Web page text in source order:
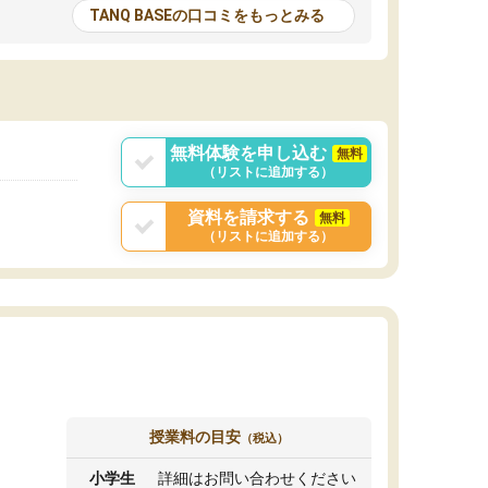
る機会が増えたり
試験対策の面接練
と伝えることもで
が多いので、その子達に感化されて自分も『も
っと何かに取り組んでみよう』と思えます。
はたらく部はオンラインなので、色々な場所の
TANQ BASEの口コミをもっとみる
無料体験を申し込む
無料
（リストに追加する）
資料を請求する
無料
（リストに追加する）
授業料の目安 （税込）
小学生 詳細はお問い合わせください